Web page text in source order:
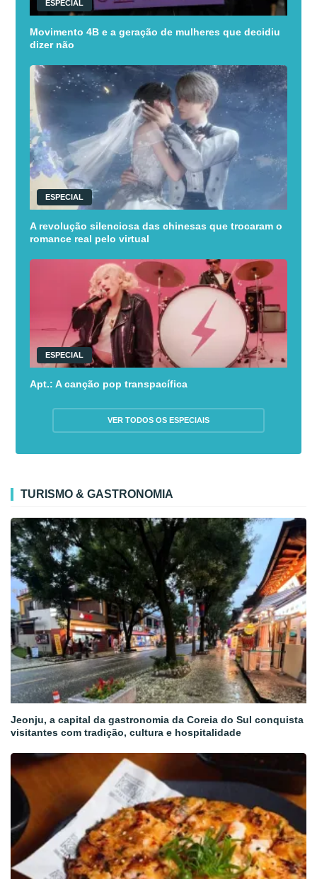
ESPECIAL
Movimento 4B e a geração de mulheres que decidiu
dizer não
ESPECIAL
A revolução silenciosa das chinesas que trocaram o
romance real pelo virtual
ESPECIAL
Apt.: A canção pop transpacífica
VER TODOS OS ESPECIAIS
TURISMO & GASTRONOMIA
Jeonju, a capital da gastronomia da Coreia do Sul conquista
visitantes com tradição, cultura e hospitalidade